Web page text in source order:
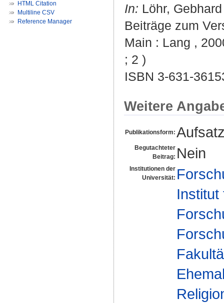
HTML Citation
Multiline CSV
Reference Manager
In: Löhr, Gebhard
Beiträge zum
Main : Lang ,
; 2 )
ISBN 3-631-
Weitere
Publikationsform:
Begutachteter
Beitrag: Nein
Institutionen der
Universität:
Institut